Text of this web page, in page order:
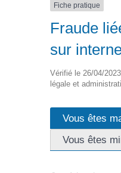
Fiche pratique
Fraude
sur
Vérifié le 26/04/
légale et
Vous êtes
Vous êtes